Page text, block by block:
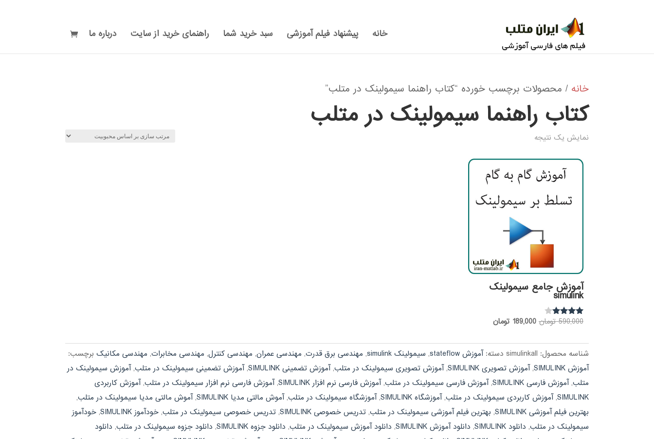
خانه پیشنهاد فیلم آموزشی سبد خرید شما راهنمای خرید از سایت درباره ما
خانه / محصولات برچسب خورده “کتاب راهنما سیمولینک در متلب”
کتاب راهنما سیمولینک در متلب
نمایش یک نتیجه
آموزش جامع سیمولینک
simulink
نمره
590,000 تومان قیمت
590,000 تومان
بود.
189,000 تومان
189,000 تومان.
شناسه محصول: simulinkall دسته:آموزش stateflow , سیمولینک simulink , مهندسی برق قدرت, مهندسی عمران, مهندسی کنترل, مهندسی مخابرات, مهندسی مکانیک برچسب:
آموزش SIMULINK
,آموزش تصویری SIMULINK ,آموزش تصویری سیمولینک در متلب,آموزش تضمینی SIMULINK ,آموزش تضمینی سیمولینک در متلب,آموزش سیمولینک در
متلب,آموزش فارسی SIMULINK ,آموزش فارسی سیمولینک در متلب,آموزش فارسی نرم افزار SIMULINK ,آموزش فارسی نرم افزار سیمولینک در متلب,آموزش کاربردی
SIMULINK
,آموزش کاربردی سیمولینک در متلب,آموزشگاه SIMULINK ,آموزشگاه سیمولینک در متلب,آموش مالتی مدیا SIMULINK ,آموش مالتی مدیا سیمولینک در متلب,
بهترین فیلم آموزشی SIMULINK
, بهترین فیلم آموزشی سیمولینک در متلب,تدریس خصوصی SIMULINK ,تدریس خصوصی سیمولینک در متلب,خودآموز SIMULINK ,خودآموز
سیمولینک در متلب, دانلود SIMULINK , دانلود آموزش SIMULINK , دانلود آموزش سیمولینک در متلب, دانلود جزوه SIMULINK , دانلود جزوه سیمولینک در متلب, دانلود